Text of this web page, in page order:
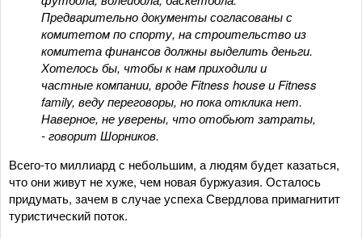
Предварительно документы согласованы с
комитетом по спорту, на строительство из
комитета финансов должны выделить деньги.
Хотелось бы, чтобы к нам приходили и
частные компании, вроде Fitness house и Fitness
family, веду переговоры, но пока отклика нет.
Наверное, не уверены, что отобьют затраты,
- говорит Шорников.
Всего-то миллиард с небольшим, а людям будет казаться,
что они живут не хуже, чем новая буржуазия. Осталось
придумать, зачем в случае успеха Свердлова примагнитит
туристический поток.